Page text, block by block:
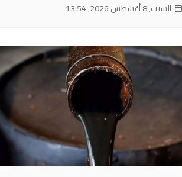
السبت, 8 أغسطس 2026, 13:54